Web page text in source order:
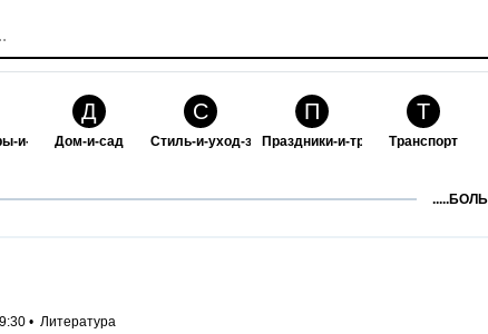
и-электроника
Д
Дом-и-сад
С
Стиль-и-уход-за-собой
П
Праздники-и-традиции
Т
Транспорт
• Литература